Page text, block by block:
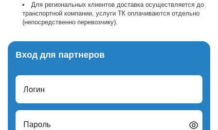
Для региональных клиентов доставка осуществляется до
транспортной компании, услуги ТК оплачиваются отдельно
(непосредственно перевозчику).
Вход для партнеров
Логин
Пароль